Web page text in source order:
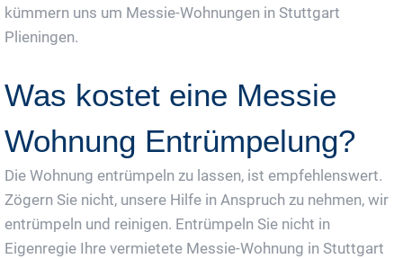
kümmern uns um Messie-Wohnungen in Stuttgart
Plieningen.
Was kostet eine Messie
Wohnung Entrümpelung?
Die Wohnung entrümpeln zu lassen, ist empfehlenswert.
Zögern Sie nicht, unsere Hilfe in Anspruch zu nehmen, wir
entrümpeln und reinigen. Entrümpeln Sie nicht in
Eigenregie Ihre vermietete Messie-Wohnung in Stuttgart